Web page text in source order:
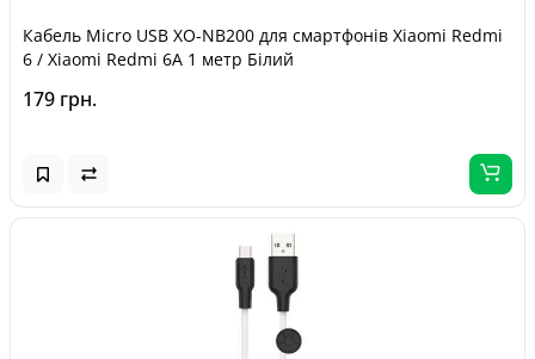
Кабель Micro USB XO-NB200 для смартфонів Xiaomi Redmi
6 / Xiaomi Redmi 6A 1 метр Білий
179 грн.